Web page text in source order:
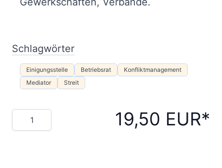
Schlagwörter
Einigungsstelle Betriebsrat
Konfliktmanagement
Mediator
Streit
Menge 19,50 EUR